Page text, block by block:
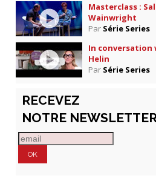
Masterclass :
Wainwright
Par Série Series
In conversation
Helin
Par Série Series
RECEVEZ
NOTRE NEWSLETTER